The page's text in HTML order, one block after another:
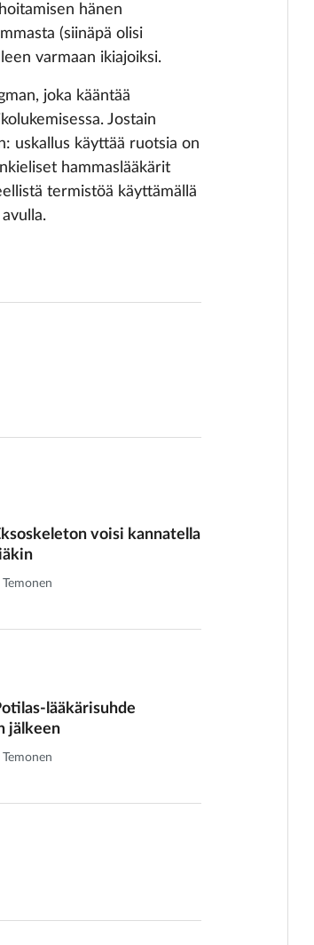
hänen
(siinäpä olisi
varmaan ikiajoiksi.
joka kääntää
Jostain
uskallus käyttää ruotsia on
hammaslääkärit
termistöä käyttämällä
voisi kannatella
lääkärisuhde
jälkeen